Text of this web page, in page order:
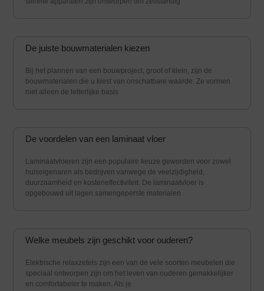
De juiste bouwmaterialen kiezen
Bij het plannen van een bouwproject, groot of klein, zijn de
bouwmaterialen die u kiest van onschatbare waarde. Ze vormen
niet alleen de letterlijke basis
De voordelen van een laminaat vloer
Laminaatvloeren zijn een populaire keuze geworden voor zowel
huiseigenaren als bedrijven vanwege de veelzijdigheid,
duurzaamheid en kosteneffectiviteit. De laminaatvloer is
opgebouwd uit lagen samengeperste materialen
Welke meubels zijn geschikt voor ouderen?
Elektrische relaxzetels zijn een van de vele soorten meubelen die
speciaal ontworpen zijn om het leven van ouderen gemakkelijker
en comfortabeler te maken. Als je